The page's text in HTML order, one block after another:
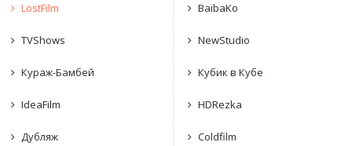
LostFilm BaibaKo
TVShows NewStudio
Кураж-Бамбей Кубик в Кубе
IdeaFilm HDRezka
Дубляж Coldfilm